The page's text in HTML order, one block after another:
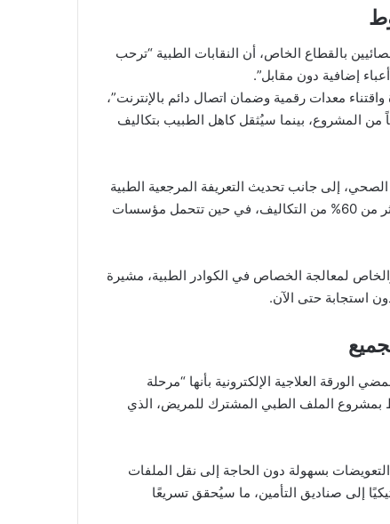
بالقطاع الخاص، أن النقابات الطبية “ترحب
إضافية دون مقابل”.
معدات رقمية وضمان اتصال دائم بالإنترنت”،
المشروع، بينما سيُثقل كاهل الطبيب بتكاليف
إلى جانب تحديث التعريفة المرجعية الطبية
التي لم تتغير منذ عام 2006، معتبرين أن “الطبيب اليوم يتحمل أكثر من 60% من التكاليف، في حين تتحمل مؤسسات
لمعالجة الخصاص في الكوادر الطبية، مشيرة
استجابة حتى الآن.
العلاجية الإلكترونية بأنها “مرحلة
بمشروع الملف الطبي المشترك للمريض، الذي
بسهولة دون الحاجة إلى نقل الملفات
إلى صناديق التأمين، ما سيُحقق تسريعًا